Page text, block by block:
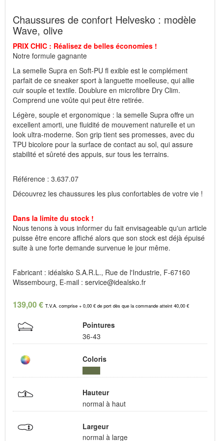
Fabricant : idéalsko S.A.R.L., Rue de l'Industrie, F-67160
Chaussures de confort Helvesko : modèle
Wave, olive
PRIX CHIC : Réalisez de belles économies !
Notre formule gagnante
La semelle Supra en Soft-PU fl exible est le complément
parfait de ce sneaker sport à languette moelleuse, qui allie
cuir souple et textile. Doublure en microfibre Dry Clim.
Comprend une voûte qui peut être retirée.
Légère, souple et ergonomique : la semelle Supra offre un
excellent amorti, une fluidité de mouvement naturelle et un
look ultra-moderne. Son grip tient ses promesses, avec du
TPU bicolore pour la surface de contact au sol, qui assure
stabilité et sûreté des appuis, sur tous les terrains.
Référence : 3.637.07
Découvrez les chaussures les plus confortables de votre vie !
Dans la limite du stock !
Nous tenons à vous informer du fait envisageable qu'un article
puisse être encore affiché alors que son stock est déjà épuisé
suite à une forte demande survenue le jour même.
Fabricant : idéalsko S.A.R.L., Rue de l'Industrie, F-67160
Wissembourg, E-mail : service@idealsko.fr
139,00 € T.V.A. comprise + 0,00 € de port dès que la commande atteint 40,00 €
Pointures
36-43
Coloris
Hauteur
normal à haut
Largeur
normal à large